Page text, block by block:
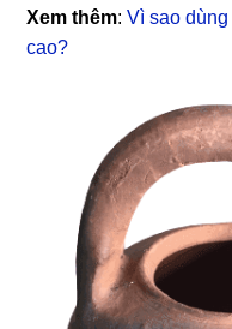
Xem thêm:Vì sao
cao?